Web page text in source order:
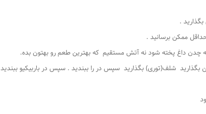
ممکن برسانید .
داغ پخته شود نه آتش مستقیم که بهترین طعم رو بهتون بده.
شلف(توری) بگذارید سپس در را ببندید . سپس در باربیکیو ببندید